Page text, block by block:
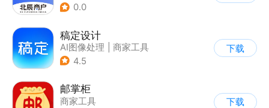
0.0
稿定设计
AI图像处理
商家工具
4.5
下载
邮掌柜
商家工具
下载